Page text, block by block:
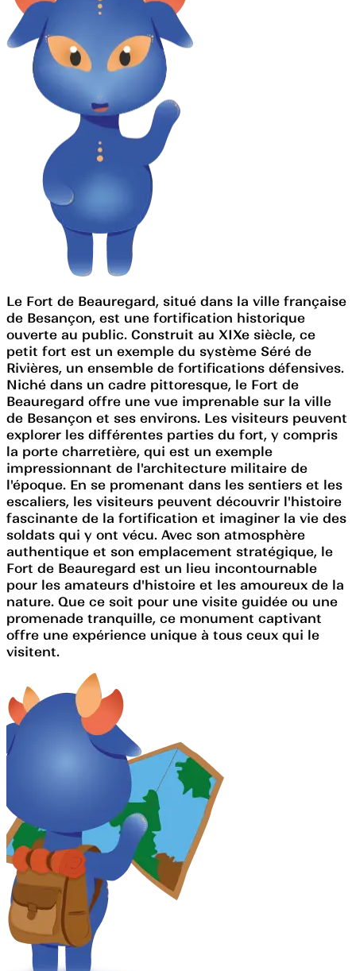
Le Fort de Beauregard, situé dans la ville française
de Besançon, est une fortification historique
ouverte au public. Construit au XIXe siècle, ce
petit fort est un exemple du système Séré de
Rivières, un ensemble de fortifications défensives.
Niché dans un cadre pittoresque, le Fort de
Beauregard offre une vue imprenable sur la ville
de Besançon et ses environs. Les visiteurs peuvent
explorer les différentes parties du fort, y compris
la porte charretière, qui est un exemple
impressionnant de l'architecture militaire de
l'époque. En se promenant dans les sentiers et les
escaliers, les visiteurs peuvent découvrir l'histoire
fascinante de la fortification et imaginer la vie des
soldats qui y ont vécu. Avec son atmosphère
authentique et son emplacement stratégique, le
Fort de Beauregard est un lieu incontournable
pour les amateurs d'histoire et les amoureux de la
nature. Que ce soit pour une visite guidée ou une
promenade tranquille, ce monument captivant
offre une expérience unique à tous ceux qui le
visitent.